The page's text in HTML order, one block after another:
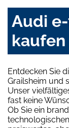
Audi
Entdecken Sie
Grailsheim und
Unser
fast keine
Ob Sie ein